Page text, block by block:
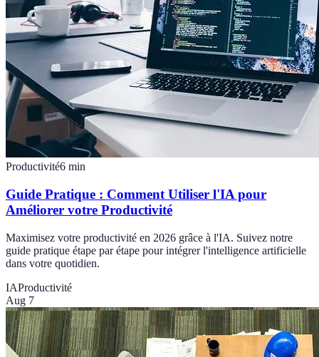
Productivité6 min
Guide Pratique : Comment Utiliser l'IA pour
Améliorer votre Productivité
Maximisez votre productivité en 2026 grâce à l'IA. Suivez notre
guide pratique étape par étape pour intégrer l'intelligence artificielle
dans votre quotidien.
IAProductivité
Aug 7